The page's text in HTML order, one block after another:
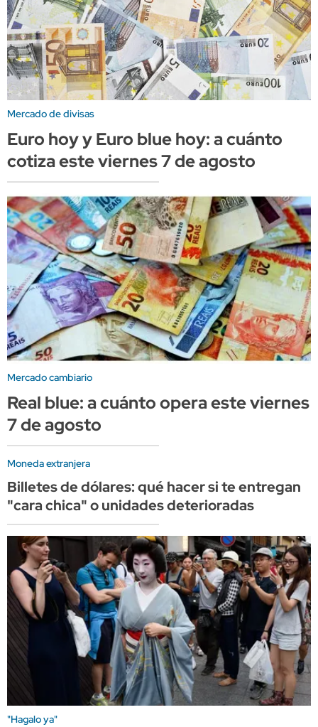
Mercado de divisas
Euro hoy y Euro blue hoy: a cuánto
cotiza este viernes 7 de agosto
Mercado cambiario
Real blue: a cuánto opera este viernes
7 de agosto
Moneda extranjera
Billetes de dólares: qué hacer si te entregan
"cara chica" o unidades deterioradas
"Hagalo ya"